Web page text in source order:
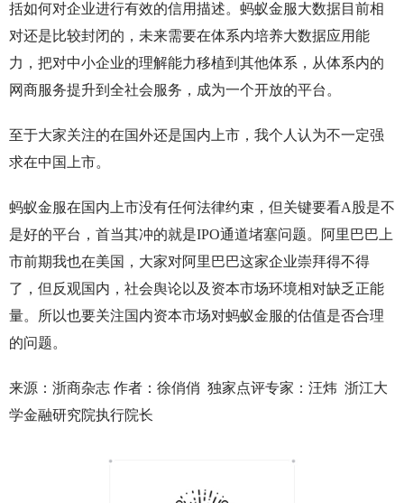
括如何对企业进行有效的信用描述。蚂蚁金服大数据目前相
对还是比较封闭的，未来需要在体系内培养大数据应用能
力，把对中小企业的理解能力移植到其他体系，从体系内的
网商服务提升到全社会服务，成为一个开放的平台。
至于大家关注的在国外还是国内上市，我个人认为不一定强
求在中国上市。
蚂蚁金服在国内上市没有任何法律约束，但关键要看A股是不
是好的平台，首当其冲的就是IPO通道堵塞问题。阿里巴巴上
市前期我也在美国，大家对阿里巴巴这家企业崇拜得不得
了，但反观国内，社会舆论以及资本市场环境相对缺乏正能
量。所以也要关注国内资本市场对蚂蚁金服的估值是否合理
的问题。
来源：浙商杂志 作者：徐俏俏 独家点评专家：汪炜 浙江大
学金融研究院执行院长